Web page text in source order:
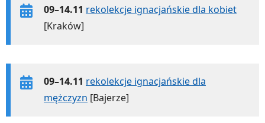
09–14.11 rekolekcje ignacjańskie dla kobiet
[Kraków]
09–14.11 rekolekcje ignacjańskie dla
mężczyzn [Bajerze]